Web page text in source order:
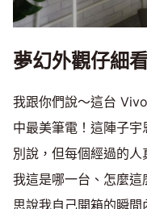
夢幻外觀仔細
我跟你們說～這台
中最美筆電！這陣子
別說，但每個經過的
我這是哪一台、怎麼
思說我自己開箱的瞬